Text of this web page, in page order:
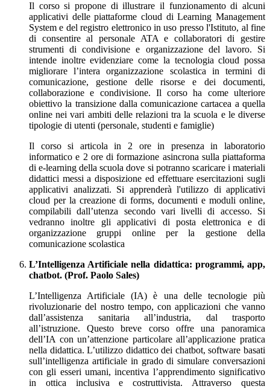
Il corso si propone di illustrare il funzionamento di alcuni
applicativi delle piattaforme cloud di Learning Management
System e del registro elettronico in uso presso l'Istituto, al fine
di consentire al personale ATA e collaboratori di gestire
strumenti di condivisione e organizzazione del lavoro. Si
intende inoltre evidenziare come la tecnologia cloud possa
migliorare l’intera organizzazione scolastica in termini di
comunicazione, gestione delle risorse e dei documenti,
collaborazione e condivisione. Il corso ha come ulteriore
obiettivo la transizione dalla comunicazione cartacea a quella
online nei vari ambiti delle relazioni tra la scuola e le diverse
tipologie di utenti (personale, studenti e famiglie)
Il corso si articola in 2 ore in presenza in laboratorio
informatico e 2 ore di formazione asincrona sulla piattaforma
di e-learning della scuola dove si potranno scaricare i materiali
didattici messi a disposizione ed effettuare esercitazioni sugli
applicativi analizzati. Si apprenderà l'utilizzo di applicativi
cloud per la creazione di forms, documenti e moduli online,
compilabili dall’utenza secondo vari livelli di accesso. Si
vedranno inoltre gli applicativi di posta elettronica e di
organizzazione gruppi online per la gestione della
comunicazione scolastica
L’Intelligenza Artificiale nella didattica: programmi, app,
chatbot. (Prof. Paolo Sales)
L’Intelligenza Artificiale (IA) è una delle tecnologie più
rivoluzionarie del nostro tempo, con applicazioni che vanno
dall’assistenza sanitaria all’industria, dal trasporto
all’istruzione. Questo breve corso offre una panoramica
dell’IA con un’attenzione particolare all’applicazione pratica
nella didattica. L’utilizzo didattico dei chatbot, software basati
sull’intelligenza artificiale in grado di simulare conversazioni
con gli esseri umani, incentiva l’apprendimento significativo
in ottica inclusiva e costruttivista. Attraverso questa